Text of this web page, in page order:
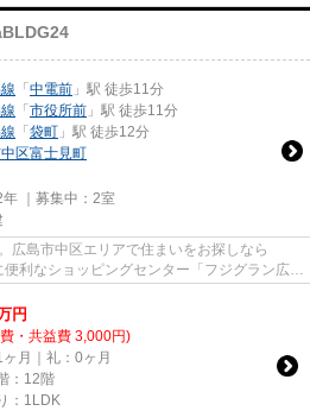
「 中電前 」駅 徒歩11分
「 市役所前 」駅 徒歩11分
「 袋町 」駅 徒歩12分
区富士見町
｜募集中： 2室
広島市中区エリアで住まいをお探しなら
便利なショッピングセンター「フジグラン広
円
・共益費 3,000円)
ヶ月｜礼：0ヶ月
：12階
：1LDK